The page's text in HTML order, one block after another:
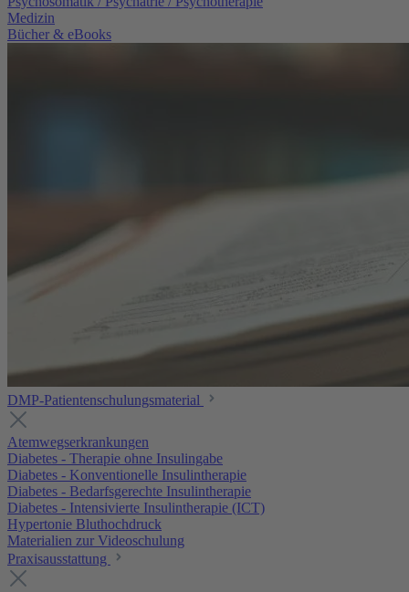
Medizin
Bücher & eBooks
DMP-Patientenschulungsmaterial
Atemwegserkrankungen
Diabetes - Therapie ohne Insulingabe
Diabetes - Konventionelle Insulintherapie
Diabetes - Bedarfsgerechte Insulintherapie
Diabetes - Intensivierte Insulintherapie (ICT)
Hypertonie Bluthochdruck
Materialien zur Videoschulung
Praxisausstattung